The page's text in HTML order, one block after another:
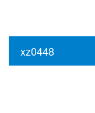
xz0448